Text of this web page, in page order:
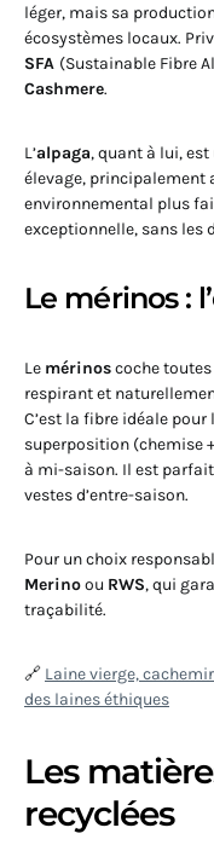
léger, mais sa
écosystèmes locaux.
SFA (Sustainable Fibre
Cashmere.
L’alpaga, quant à lui,
élevage, principalement
environnemental plus
exceptionnelle, sans les
Le mérinos :
Le mérinoscoche
respirant et
C’est la fibre idéale pour
superposition (chemise
à mi-saison. Il est
vestes d’entre-saison.
Pour un choix
Merinoou RWS, qui
traçabilité.
🔗 Laine vierge,
des laines éthiques
Les
recyclées